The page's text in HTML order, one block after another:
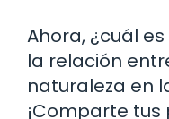
Ahora, ¿cuál
la relación
naturaleza en
¡Comparte